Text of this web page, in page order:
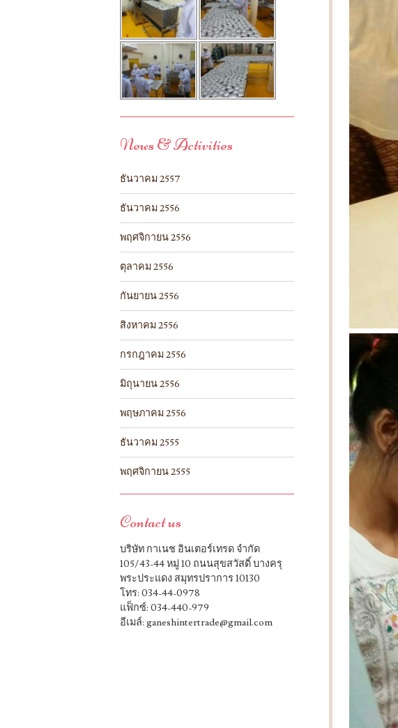
News & Activities
ธันวาคม 2557
ธันวาคม 2556
พฤศจิกายน 2556
ตุลาคม 2556
กันยายน 2556
สิงหาคม 2556
กรกฎาคม 2556
มิถุนายน 2556
พฤษภาคม 2556
ธันวาคม 2555
พฤศจิกายน 2555
Contact us
บริษัท กาเนช อินเตอร์เทรด จำกัด
105/43-44 หมู่ 10 ถนนสุขสวัสดิ์ บางครุ
พระประแดง สมุทรปราการ 10130
โทร: 034-44-0978
แฟ็กซ์: 034-440-979
อีเมล์: ganeshintertrade@gmail.com